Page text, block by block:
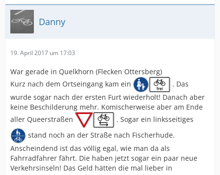
Danny
19. April 2017 um 17:03
War gerade in Quelkhorn (Flecken Ottersberg)
Kurz nach dem Ortseingang kam ein
. Das
wurde sogar nach der ersten Furt wiederholt! Danach aber
keine Beschilderung mehr. Komischerweise aber am Ende
aller Queerstraßen
. Sogar ein linksseitiges
stand noch an der Straße nach Fischerhude.
Anscheindend ist das völlig egal, wie man da als
Fahrradfahrer fährt. Die haben jetzt sogar ein paar neue
Verkehrsinseln! Das Geld hätten die mal lieber in